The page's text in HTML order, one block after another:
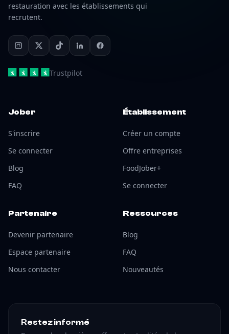
restauration avec les établissements qui
recrutent.
Trustpilot
Jober
S'inscrire
Se connecter
Blog
FAQ
Établissement
Créer un compte
Offre entreprises
FoodJober+
Se connecter
Partenaire
Devenir partenaire
Espace partenaire
Nous contacter
Ressources
Blog
FAQ
Nouveautés
Restez informé